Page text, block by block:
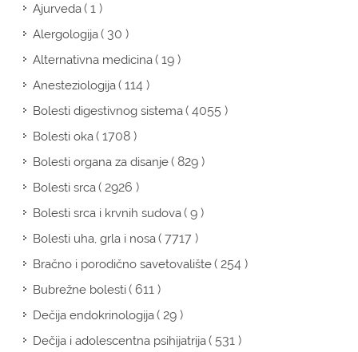
Ajurveda( 1 )
Alergologija( 30 )
Alternativna medicina( 19 )
Anesteziologija( 114 )
Bolesti digestivnog sistema( 4055 )
Bolesti oka( 1708 )
Bolesti organa za disanje( 829 )
Bolesti srca( 2926 )
Bolesti srca i krvnih sudova( 9 )
Bolesti uha, grla i nosa( 7717 )
Bračno i porodično savetovalište( 254 )
Bubrežne bolesti( 611 )
Dečija endokrinologija( 29 )
Dečija i adolescentna psihijatrija( 531 )